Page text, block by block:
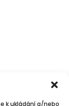
k ukládání a/nebo